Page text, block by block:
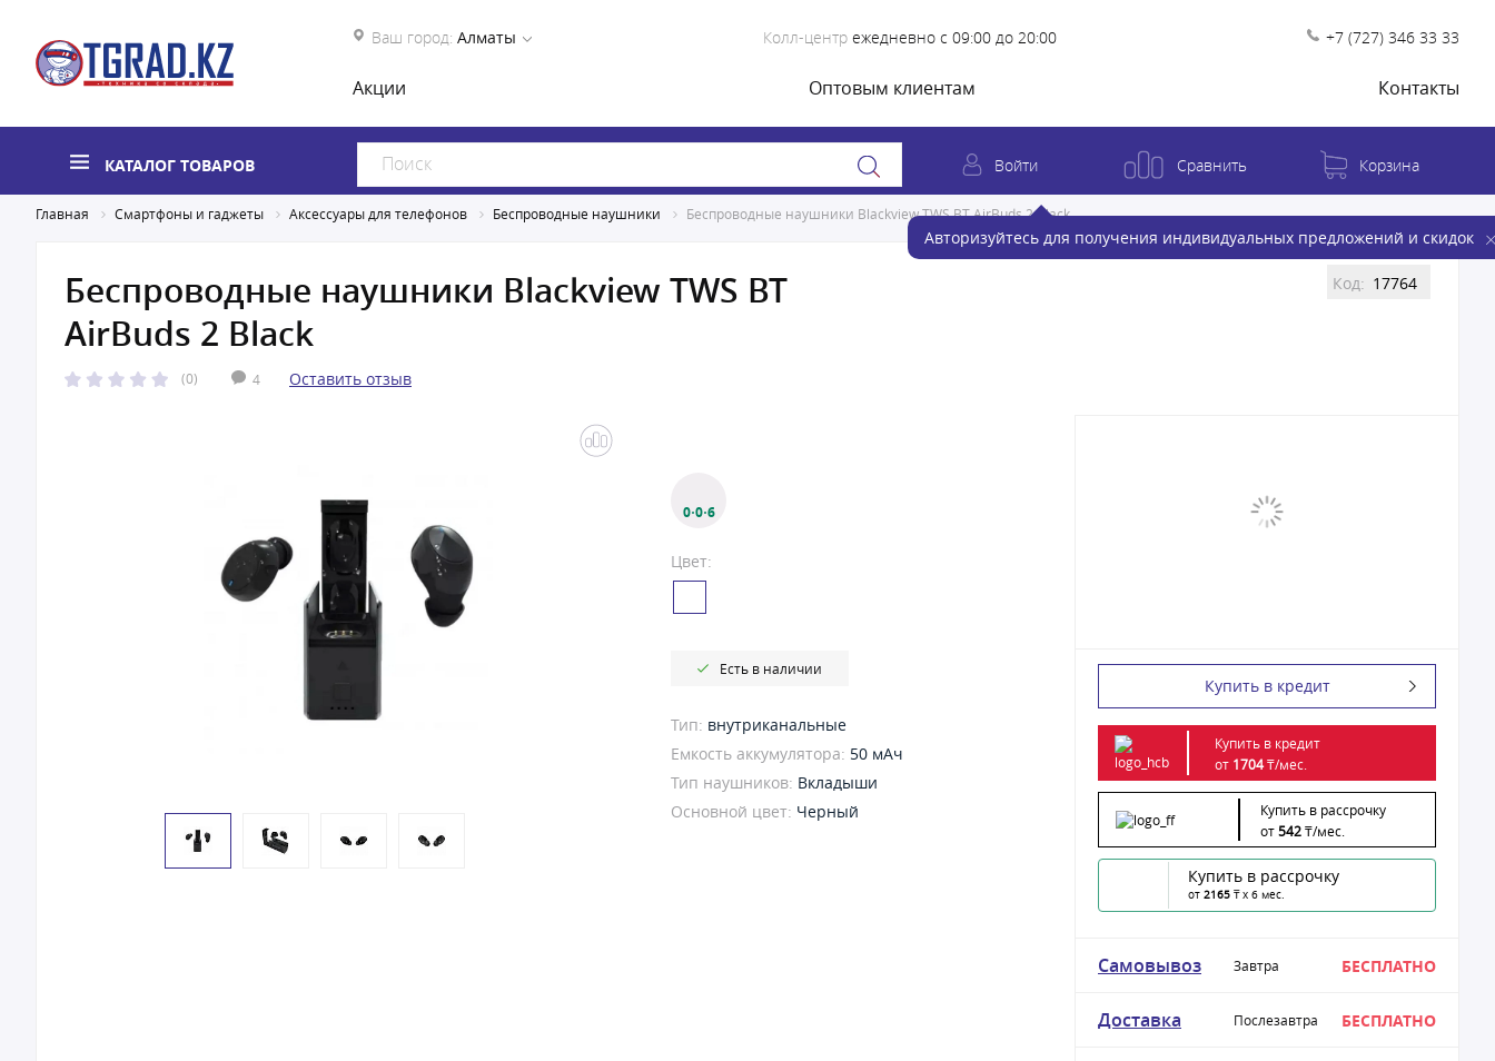
Ваш город: Алматы Колл-центр ежедневно с 09:00 до 20:00 +7 (727) 346 33 33
Акции Оптовым клиентам Контакты
КАТАЛОГ ТОВАРОВ Войти
Авторизуйтесь для получения индивидуальных предложений и скидок
Сравнить Корзина
Главная Смартфоны и гаджеты Аксессуары для телефонов Беспроводные наушники Беспроводные наушники Blackview TWS BT AirBuds 2 Black
Беспроводные наушники Blackview TWS BT
AirBuds 2 Black
(0) 4 Оставить отзыв
Код: 17764
0·0·6
Цвет:
Есть в наличии
Тип: внутриканальные
Емкость аккумулятора: 50 мАч
Тип наушников: Вкладыши
Основной цвет: Черный
Купить в кредит
Купить в кредит
от 1704₸/мес.
Купить в рассрочку
от542₸/мес.
Купить в рассрочку
от 2165 ₸ x 6 мес.
Самовывоз Завтра БЕСПЛАТНО
Доставка Послезавтра БЕСПЛАТНО